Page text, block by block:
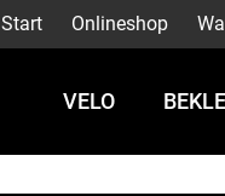
Start Onlineshop
VELO